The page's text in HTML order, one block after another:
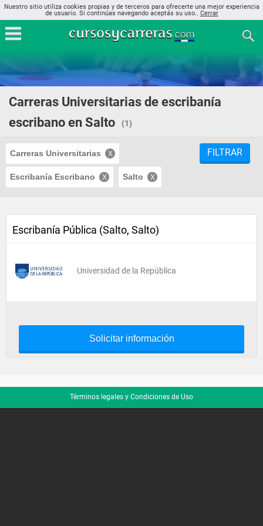
Nuestro sitio utiliza cookies propias y de terceros para ofrecerte una mejor experiencia
de usuario. Si continúas navegando aceptás su uso.. Cerrar
Carreras Universitarias de escribanía
escribano en Salto
(1)
Carreras Universitarias
Escribanía Escribano Salto
FILTRAR
Escribanía Pública (Salto, Salto)
Universidad de la República
Solicitar información
Términos legales y Condiciones de Uso